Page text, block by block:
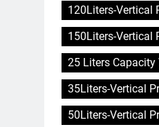
120Liters-Vertical
150Liters-Vertical
25 Liters Capacity
35Liters-Vertical
50Liters-Vertical